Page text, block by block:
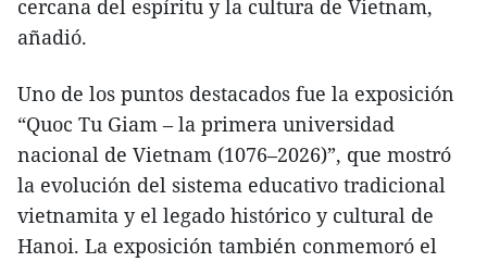
cercana del espíritu y la cultura de Vietnam,
añadió.
Uno de los puntos destacados fue la exposición
“Quoc Tu Giam – la primera universidad
nacional de Vietnam (1076–2026)”, que mostró
la evolución del sistema educativo tradicional
vietnamita y el legado histórico y cultural de
Hanoi. La exposición también conmemoró el